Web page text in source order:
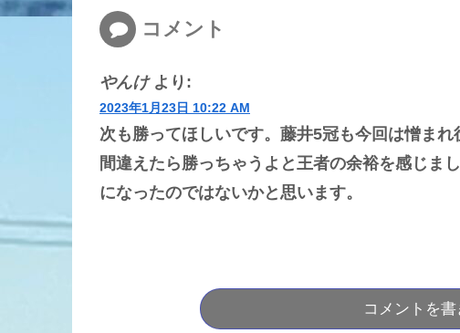
コメント
やんけ より:
2023年1月23日 10:22 AM
次も勝ってほしいです。藤井5冠も今回は憎ま
間違えたら勝っちゃうよと王者の余裕を感じま
になったのではないかと思います。
コメントを